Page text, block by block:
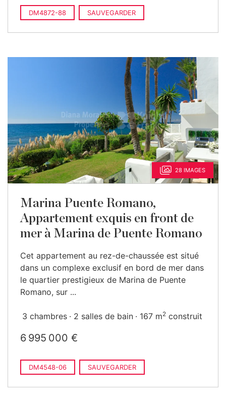
DM4872-88 SAUVEGARDER
28 IMAGES
Marina Puente Romano,
Appartement exquis en front de
mer à Marina de Puente Romano
Cet appartement au rez-de-chaussée est situé
dans un complexe exclusif en bord de mer dans
le quartier prestigieux de Marina de Puente
Romano, sur ...
3 chambres 2 salles de bain 167 m2 construit
6 995 000 €
DM4548-06 SAUVEGARDER